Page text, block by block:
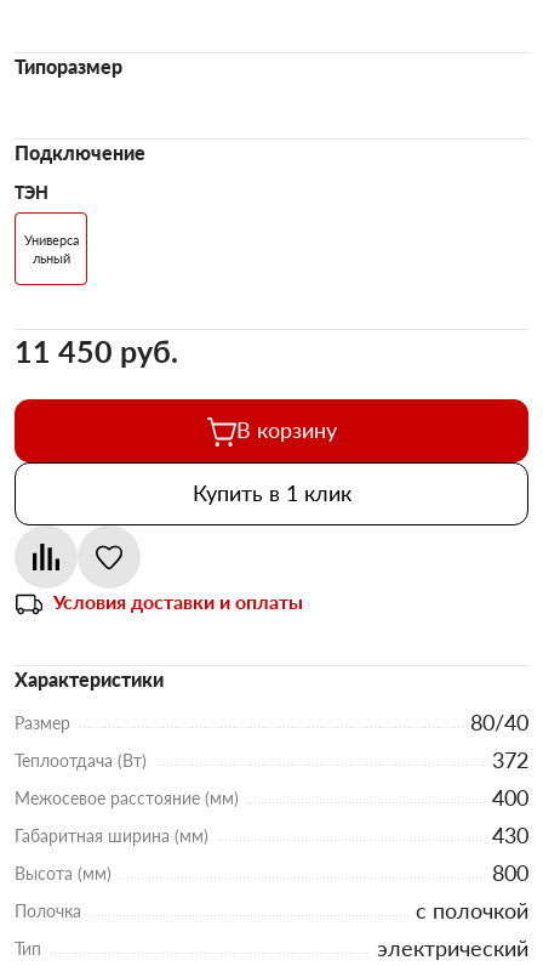
Типоразмер
Подключение
ТЭН
Универса
льный
11 450 pуб.
В корзину
Купить в 1 клик
Условия доставки и оплаты
Характеристики
Размер 80/40
Теплоотдача (Вт) 372
Межосевое расстояние (мм) 400
Габаритная ширина (мм) 430
Высота (мм) 800
Полочка с полочкой
Тип электрический